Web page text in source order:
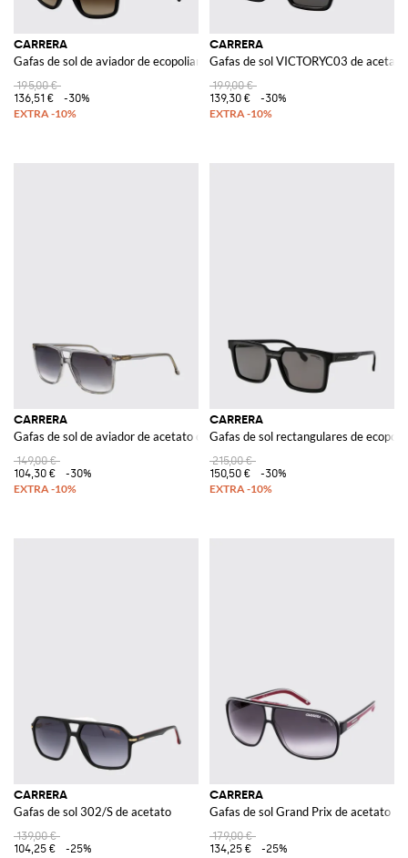
CARRERA
Gafas de sol de aviador de ecopoliamida con lentes ámbar rectangulares
195,00 €
136,51 €
-30%
CARRERA
Gafas de sol VICTORYC03 de acetato
199,00 €
139,30 €
-30%
CARRERA
Gafas de sol de aviador de acetato con doble puente y lentes ahumadas
149,00 €
104,30 €
-30%
CARRERA
Gafas de sol rectangulares de
215,00 €
150,50 €
-30%
CARRERA
Gafas de sol 302/S de acetato
139,00 €
104,25 €
-25%
CARRERA
Gafas de sol Grand Prix de acetato
179,00 €
134,25 €
-25%